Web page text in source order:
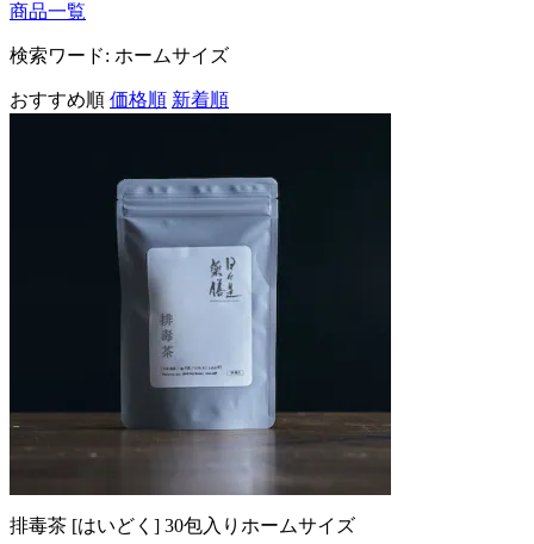
商品一覧
検索ワード: ホームサイズ
おすすめ順 価格順 新着順
排毒茶 [はいどく] 30包入りホームサイズ